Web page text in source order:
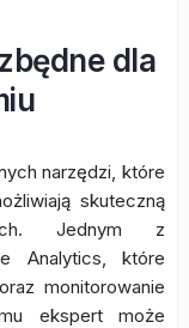
dla
narzędzi, które
skuteczną
Jednym z
Analytics, które
monitorowanie
ekspert może